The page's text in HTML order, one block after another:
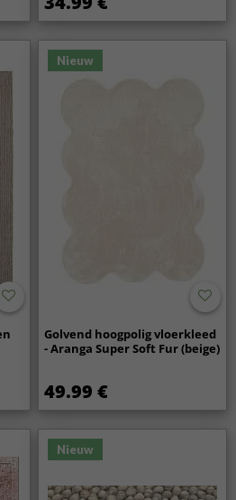
Nieuw
Golvend hoogpolig vloerkleed
- Aranga Super Soft Fur (beige)
49.99 €
Nieuw